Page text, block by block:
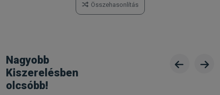
Összehasonlítás
Nagyobb
Kiszerelésben
olcsóbb!